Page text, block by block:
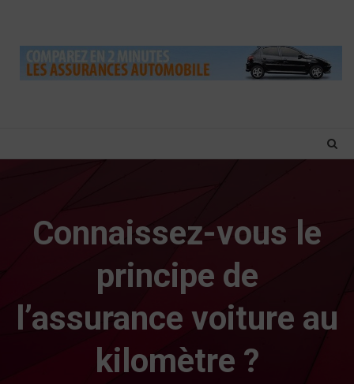
Connaissez-vous le
principe de
l’assurance voiture au
kilomètre ?